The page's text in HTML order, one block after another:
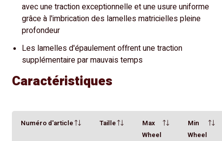
avec une traction exceptionnelle et une usure uniforme
grâce à l'imbrication des lamelles matricielles pleine
profondeur
Les lamelles d'épaulement offrent une traction
supplémentaire par mauvais temps
Caractéristiques
Numéro d'article Taille
Max
Wheel
Min
Wheel